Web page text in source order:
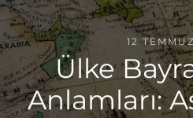
12
Ülke
Anlamları: